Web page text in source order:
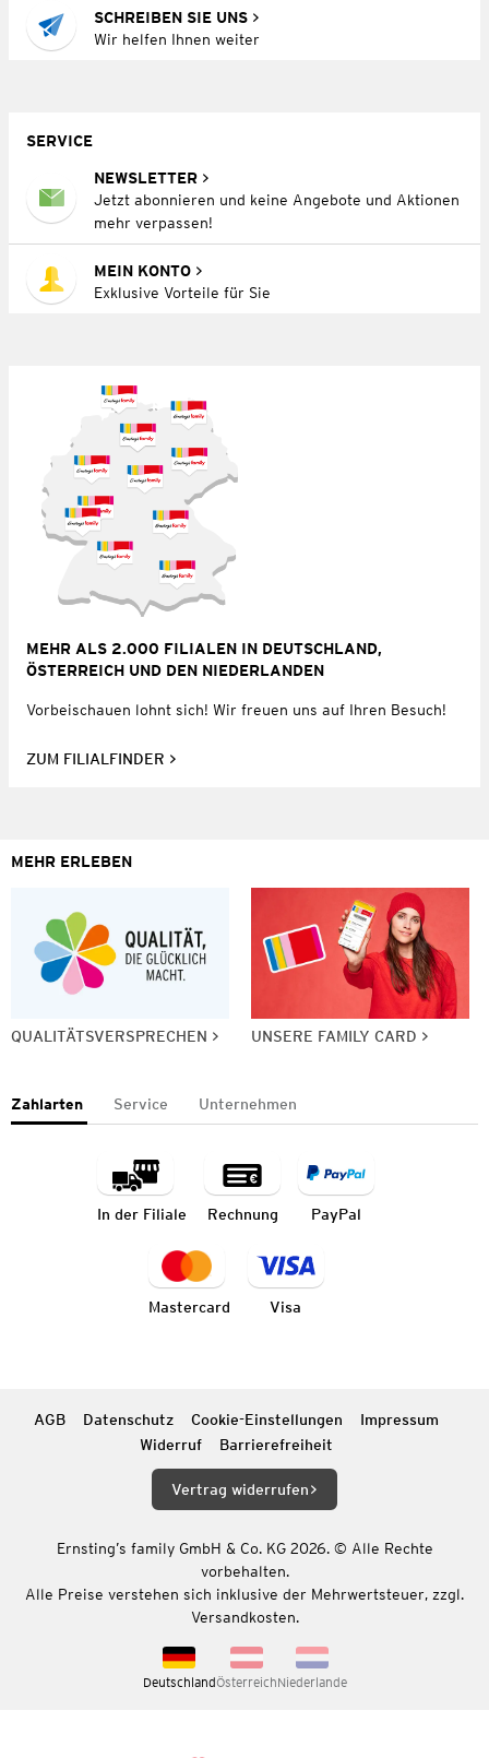
SCHREIBEN SIE UNS
Wir helfen Ihnen weiter
SERVICE
NEWSLETTER
Jetzt abonnieren und keine Angebote und Aktionen
mehr verpassen!
MEIN KONTO
Exklusive Vorteile für Sie
MEHR ALS 2.000 FILIALEN IN DEUTSCHLAND,
ÖSTERREICH UND DEN NIEDERLANDEN
Vorbeischauen lohnt sich! Wir freuen uns auf Ihren Besuch!
ZUM FILIALFINDER
MEHR ERLEBEN
QUALITÄTSVERSPRECHEN UNSERE FAMILY CARD
Zahlarten Service Unternehmen
In der Filiale Rechnung PayPal
Mastercard Visa
AGB Datenschutz Cookie-Einstellungen
Impressum
Widerruf
Barrierefreiheit
Vertrag widerrufen
Ernsting’s family GmbH & Co. KG 2026. © Alle Rechte
vorbehalten.
Alle Preise verstehen sich inklusive der Mehrwertsteuer, zzgl.
Versandkosten.
DeutschlandÖsterreichNiederlande